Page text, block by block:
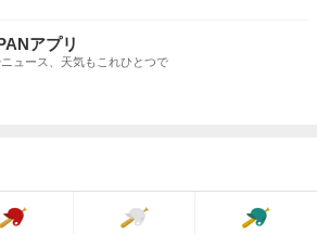
アプリ
ュース、天気もこれひとつで